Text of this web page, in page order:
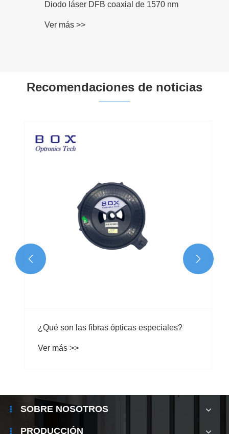
Diodo láser DFB coaxial de 1570 nm
Ver más >>
Recomendaciones de noticias
¿Qué son las fibras ópticas especiales?
Ver más >>
 
SOBRE NOSOTROS
PRODUCCIÓN